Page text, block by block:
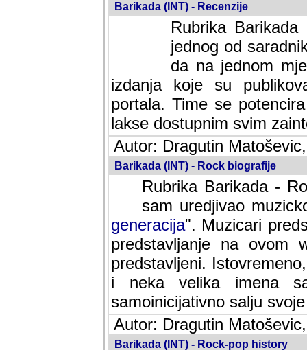
Barikada (INT) - Recenzije
Rubrika
jednog od
da na jednom
izdanja koje su
portala. Time se
lakse dostupnim svim
Autor: Dragutin
Barikada (INT) - Rock biografije
Rubrika Barikada -
sam uredjivao
generacija". Muzicari
predstavljanje na ovom
predstavljeni.
i neka velika imena
samoinicijativno salju
Autor: Dragutin
Barikada (INT) - Rock-pop history